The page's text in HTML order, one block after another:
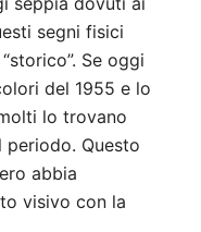
segni fisici
Se oggi
del 1955 e lo
lo trovano
periodo. Questo
abbia
visivo con la